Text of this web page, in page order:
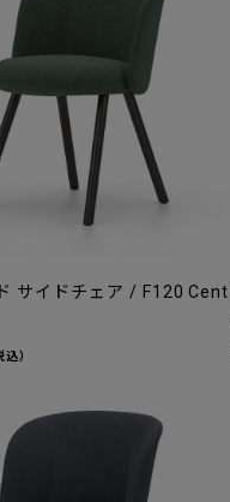
サイドチェア / F120 Cent
込）